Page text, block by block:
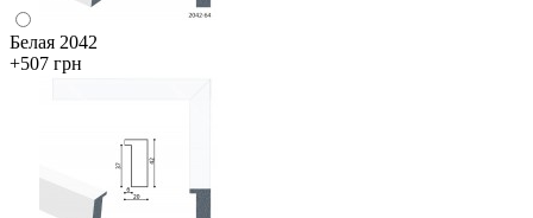
Белая 2042
+507 грн